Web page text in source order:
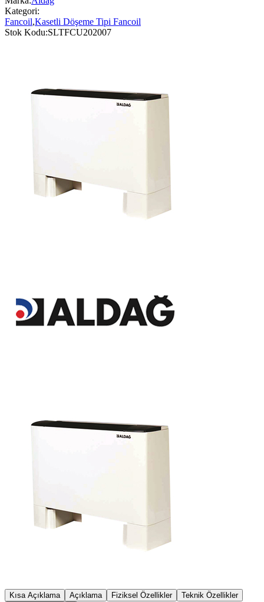
Kategori:
Fancoil,Kasetli Döşeme Tipi Fancoil
Stok Kodu:SLTFCU202007
Kısa Açıklama Açıklama Fiziksel Özellikler
Teknik Özellikler